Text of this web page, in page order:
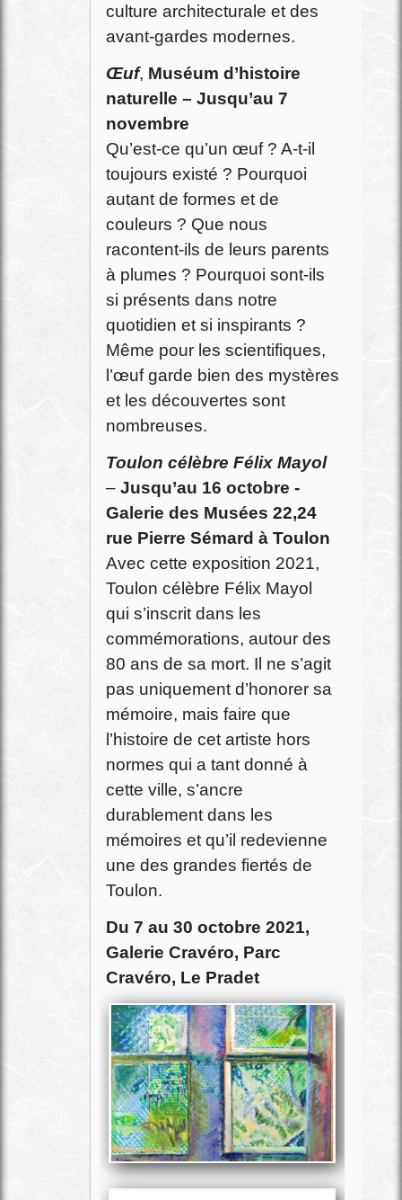
culture architecturale et des
avant-gardes modernes.
Œuf, Muséum d’histoire
naturelle – Jusqu’au 7
novembre
Qu’est-ce qu’un œuf ? A-t-il
toujours existé ? Pourquoi
autant de formes et de
couleurs ? Que nous
racontent-ils de leurs parents
à plumes ? Pourquoi sont-ils
si présents dans notre
quotidien et si inspirants ?
Même pour les scientifiques,
l’œuf garde bien des mystères
et les découvertes sont
nombreuses.
Toulon célèbre Félix Mayol
– Jusqu’au 16 octobre -
Galerie des Musées 22,24
rue Pierre Sémard à Toulon
Avec cette exposition 2021,
Toulon célèbre Félix Mayol
qui s’inscrit dans les
commémorations, autour des
80 ans de sa mort. Il ne s’agit
pas uniquement d’honorer sa
mémoire, mais faire que
l’histoire de cet artiste hors
normes qui a tant donné à
cette ville, s’ancre
durablement dans les
mémoires et qu’il redevienne
une des grandes fiertés de
Toulon.
Du 7 au 30 octobre 2021,
Galerie Cravéro, Parc
Cravéro, Le Pradet